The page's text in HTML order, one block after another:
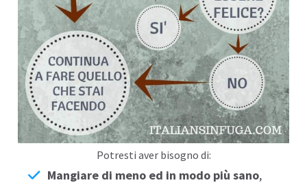
Potresti aver bisogno di:
Mangiare di meno ed in modo più sano,